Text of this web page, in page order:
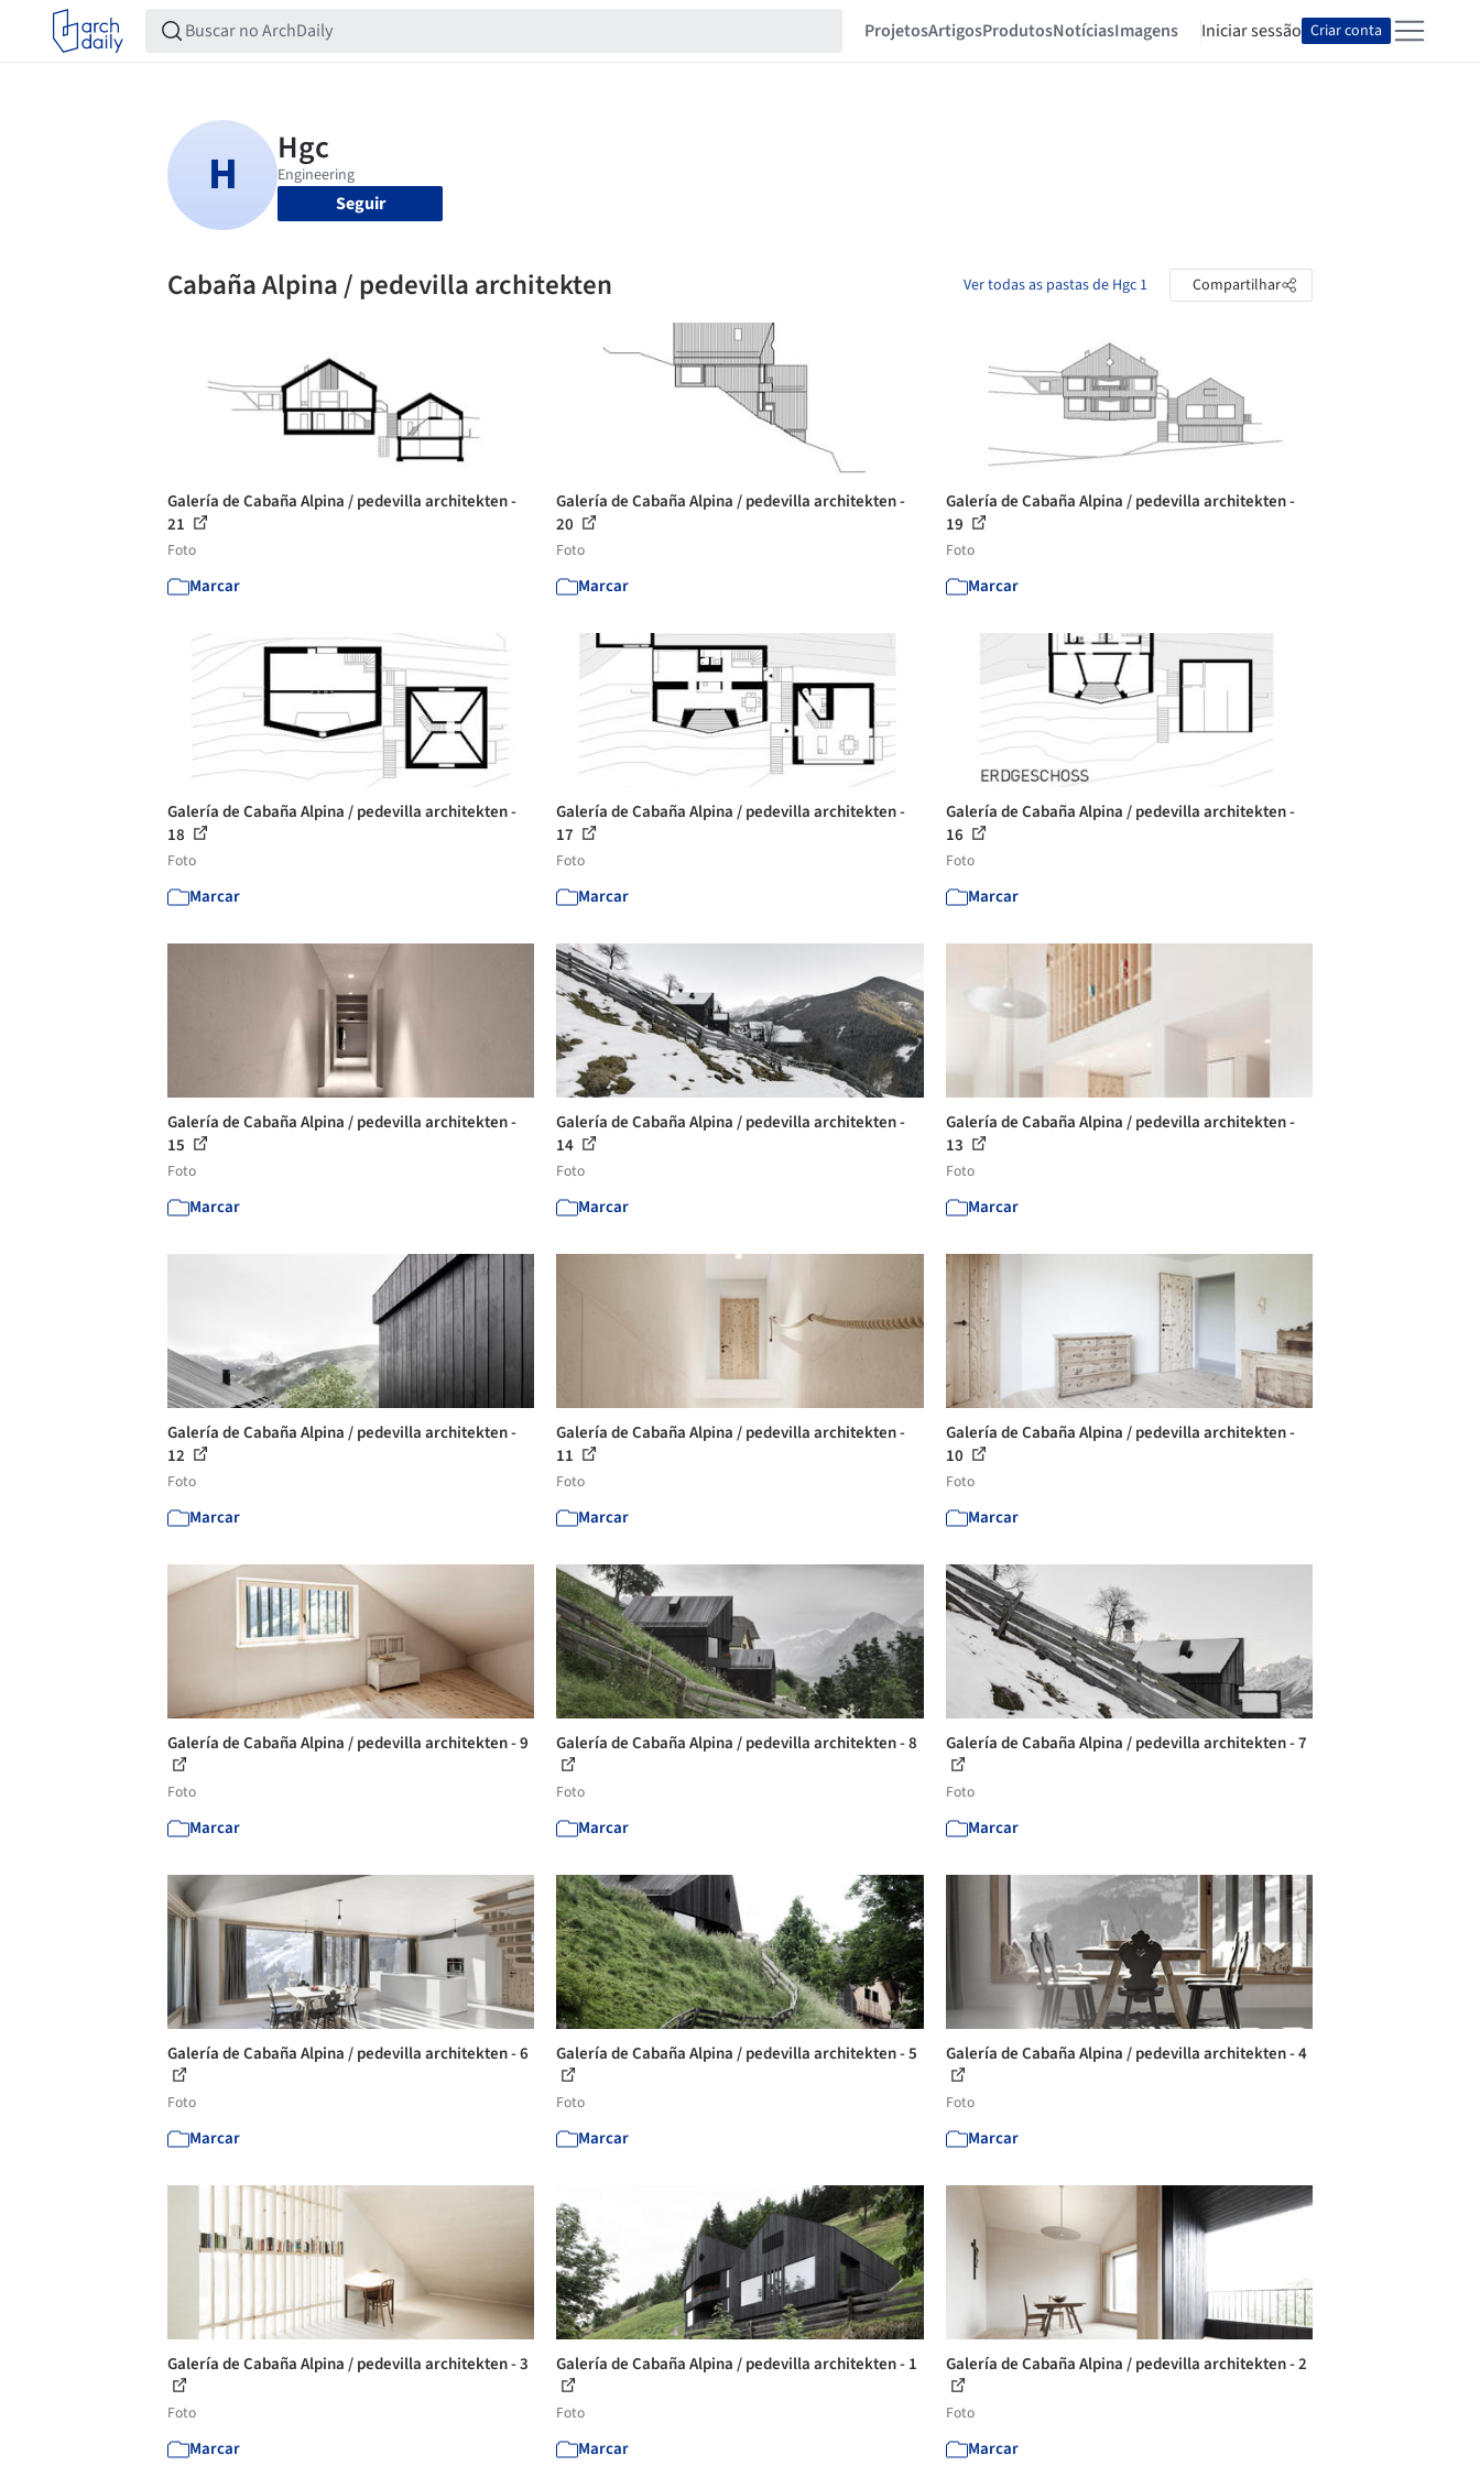
ProjetosArtigosProdutosNotíciasImagens Iniciar sessão Criar conta
Seguir
Cabaña Alpina / pedevilla architekten Ver todas as pastas de Hgc 1 Compartilhar
Galería de Cabaña Alpina / pedevilla architekten -
21
Foto
Marcar
Galería de Cabaña Alpina / pedevilla architekten -
20
Foto
Marcar
Galería de Cabaña Alpina / pedevilla architekten -
19
Foto
Marcar
Galería de Cabaña Alpina / pedevilla architekten -
18
Foto
Marcar
Galería de Cabaña Alpina / pedevilla architekten -
17
Foto
Marcar
Galería de Cabaña Alpina / pedevilla architekten -
16
Foto
Marcar
Galería de Cabaña Alpina / pedevilla architekten -
15
Foto
Marcar
Galería de Cabaña Alpina / pedevilla architekten -
14
Foto
Marcar
Galería de Cabaña Alpina / pedevilla architekten -
13
Foto
Marcar
Galería de Cabaña Alpina / pedevilla architekten -
12
Foto
Marcar
Galería de Cabaña Alpina / pedevilla architekten -
11
Foto
Marcar
Galería de Cabaña Alpina / pedevilla architekten -
10
Foto
Marcar
Galería de Cabaña Alpina / pedevilla architekten - 9
Foto
Marcar
Galería de Cabaña Alpina / pedevilla architekten - 8
Foto
Marcar
Galería de Cabaña Alpina / pedevilla architekten - 7
Foto
Marcar
Galería de Cabaña Alpina / pedevilla architekten - 6
Foto
Marcar
Galería de Cabaña Alpina / pedevilla architekten - 5
Foto
Marcar
Galería de Cabaña Alpina / pedevilla architekten - 4
Foto
Marcar
Galería de Cabaña Alpina / pedevilla architekten - 3
Foto
Marcar
Galería de Cabaña Alpina / pedevilla architekten - 1
Foto
Marcar
Galería de Cabaña Alpina / pedevilla architekten - 2
Foto
Marcar